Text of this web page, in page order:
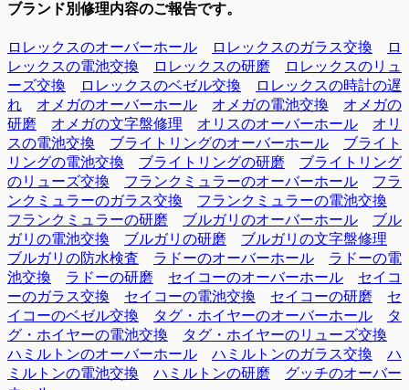
ブランド別修理内容のご報告です。
ロレックスのオーバーホール ロレックスのガラス交換
ロ
レックスの電池交換
ロレックスの研磨
ロレックスのリュ
ーズ交換
ロレックスのベゼル交換
ロレックスの時計の遅
れ
オメガのオーバーホール オメガの電池交換
オメガの
研磨
オメガの文字盤修理 オリスのオーバーホール
オリ
スの電池交換
ブライトリングのオーバーホール
ブライト
リングの電池交換
ブライトリングの研磨
ブライトリング
のリューズ交換
フランクミュラーのオーバーホール
フラ
ンクミュラーのガラス交換
フランクミュラーの電池交換
フランクミュラーの研磨
ブルガリのオーバーホール
ブル
ガリの電池交換
ブルガリの研磨
ブルガリの文字盤修理
ブルガリの防水検査
ラドーのオーバーホール
ラドーの電
池交換
ラドーの研磨 セイコーのオーバーホール
セイコ
ーのガラス交換
セイコーの電池交換 セイコーの研磨
セ
イコーのベゼル交換
タグ・ホイヤーのオーバーホール
タ
グ・ホイヤーの電池交換
タグ・ホイヤーのリューズ交換
ハミルトンのオーバーホール
ハミルトンのガラス交換
ハ
ミルトンの電池交換
ハミルトンの研磨
グッチのオーバー